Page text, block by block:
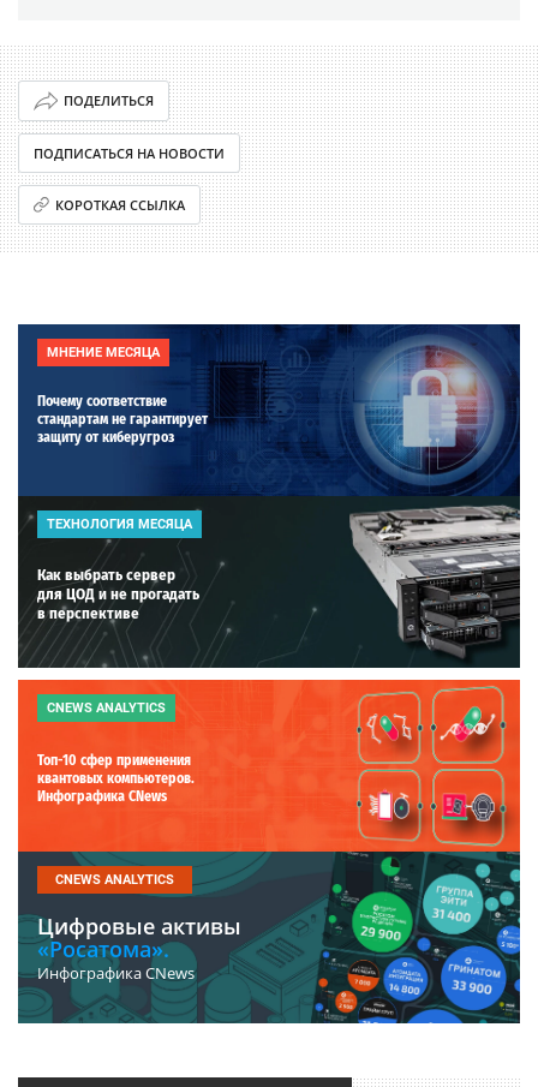
ПОДЕЛИТЬСЯ
ПОДПИСАТЬСЯ НА НОВОСТИ
КОРОТКАЯ ССЫЛКА
МНЕНИЕ МЕСЯЦА
Почему соответствие
стандартам не гарантирует
защиту от киберугроз
ТЕХНОЛОГИЯ МЕСЯЦА
Как выбрать сервер
для ЦОД и не прогадать
в перспективе
CNEWS ANALYTICS
Топ-10 сфер применения
квантовых компьютеров.
Инфографика CNews
CNEWS ANALYTICS
Цифровые активы
«Росатома».
Инфографика CNews